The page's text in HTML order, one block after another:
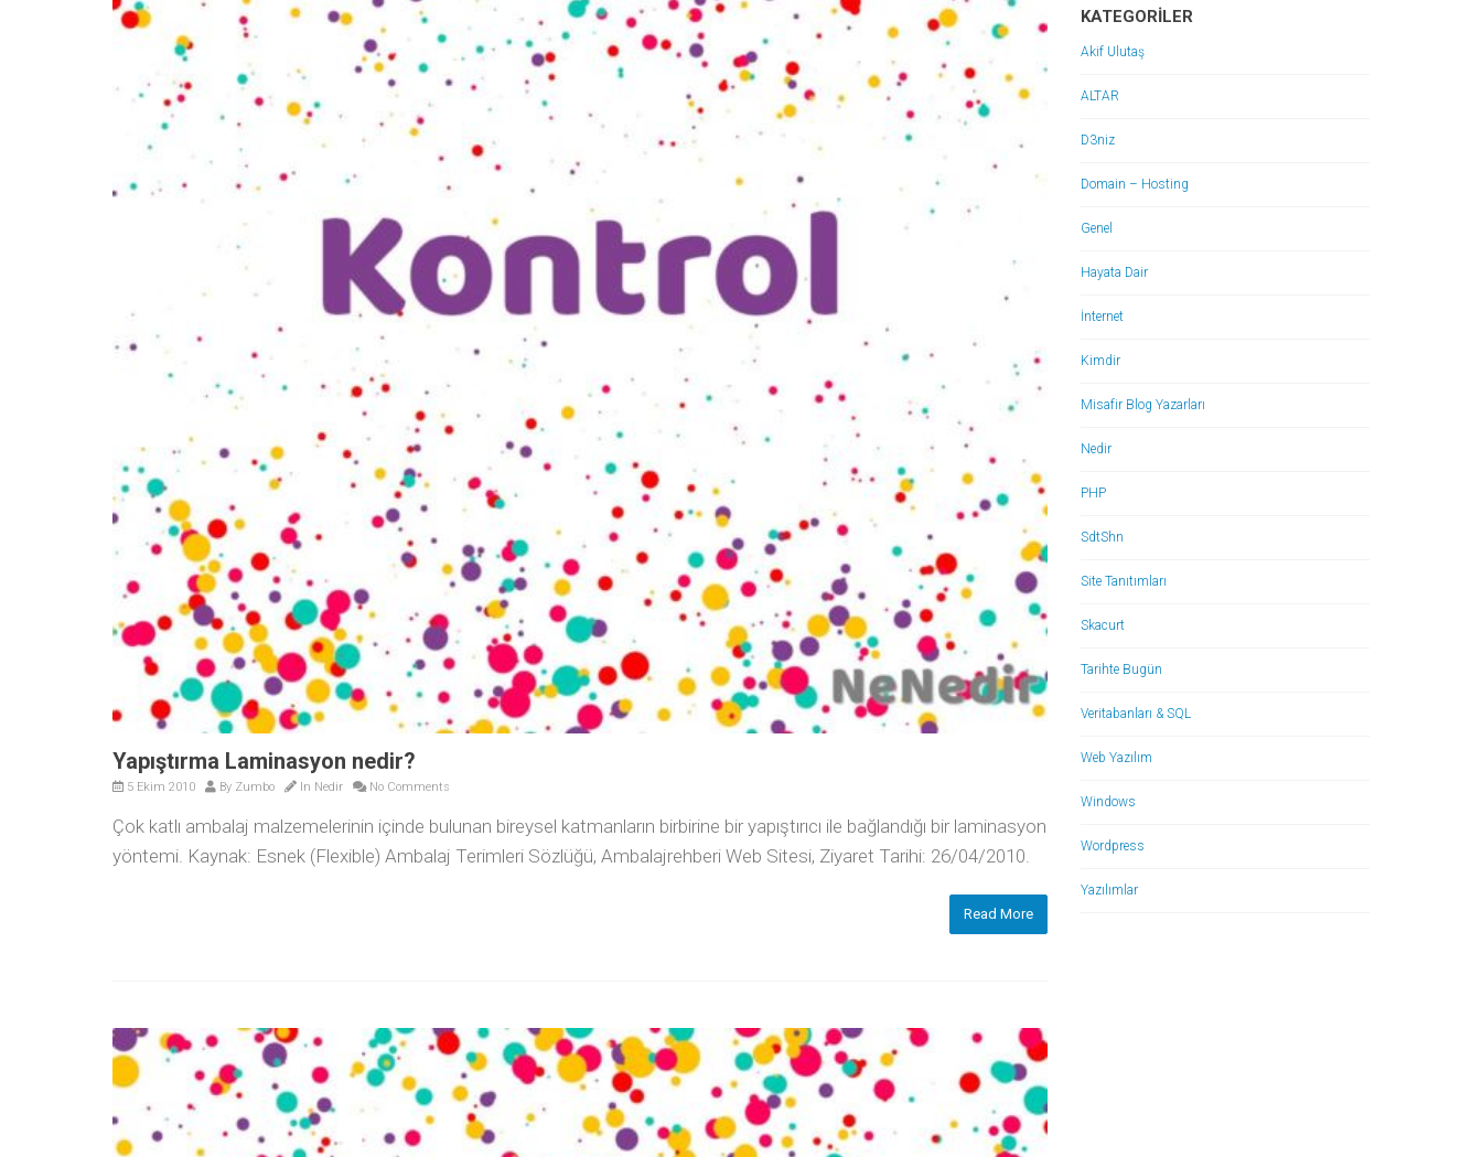
Yapıştırma Laminasyon nedir?
5 Ekim 2010 By Zumbo In Nedir No Comments
Çok katlı ambalaj malzemelerinin içinde bulunan bireysel katmanların birbirine bir yapıştırıcı ile bağlandığı bir laminasyon
yöntemi. Kaynak: Esnek (Flexible) Ambalaj Terimleri Sözlüğü, Ambalajrehberi Web Sitesi, Ziyaret Tarihi: 26/04/2010.
Read More
KATEGORILER
Akif Ulutaş
ALTAR
D3niz
Domain – Hosting
Genel
Hayata Dair
İnternet
Kimdir
Misafir Blog Yazarları
Nedir
PHP
SdtShn
Site Tanıtımları
Skacurt
Tarihte Bugün
Veritabanları & SQL
Web Yazılım
Windows
Wordpress
Yazılımlar